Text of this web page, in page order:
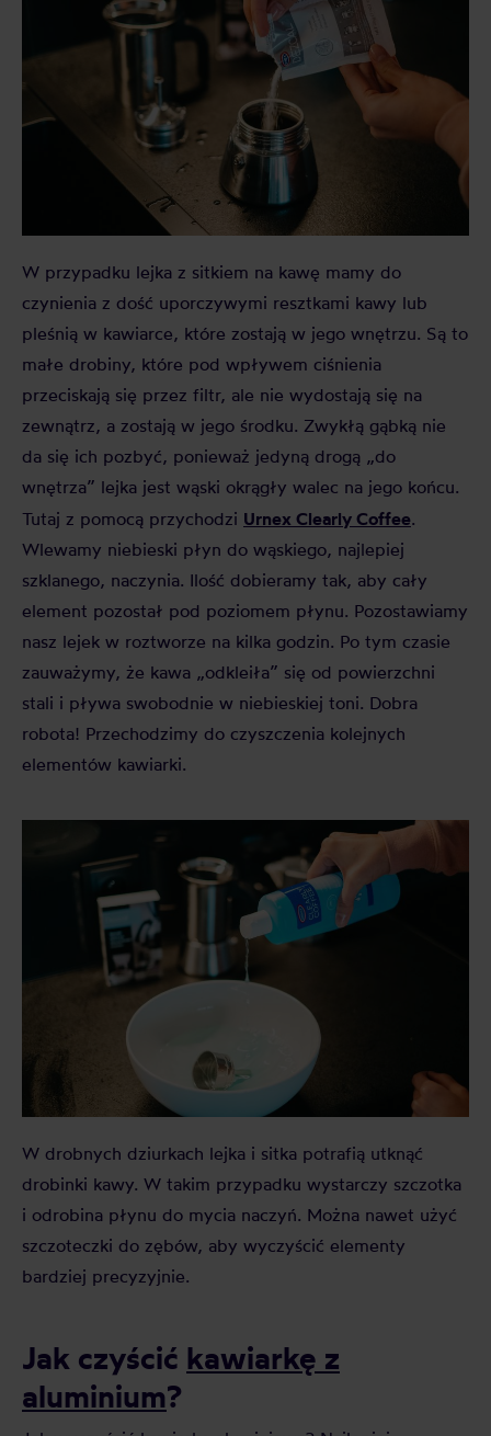
W przypadku lejka z sitkiem na kawę mamy do
czynienia z dość uporczywymi resztkami kawy lub
pleśnią w kawiarce, które zostają w jego wnętrzu. Są to
małe drobiny, które pod wpływem ciśnienia
przeciskają się przez filtr, ale nie wydostają się na
zewnątrz, a zostają w jego środku. Zwykłą gąbką nie
da się ich pozbyć, ponieważ jedyną drogą „do
wnętrza” lejka jest wąski okrągły walec na jego końcu.
Tutaj z pomocą przychodzi Urnex Clearly Coffee.
Wlewamy niebieski płyn do wąskiego, najlepiej
szklanego, naczynia. Ilość dobieramy tak, aby cały
element pozostał pod poziomem płynu. Pozostawiamy
nasz lejek w roztworze na kilka godzin. Po tym czasie
zauważymy, że kawa „odkleiła” się od powierzchni
stali i pływa swobodnie w niebieskiej toni. Dobra
robota! Przechodzimy do czyszczenia kolejnych
elementów kawiarki.
W drobnych dziurkach lejka i sitka potrafią utknąć
drobinki kawy. W takim przypadku wystarczy szczotka
i odrobina płynu do mycia naczyń. Można nawet użyć
szczoteczki do zębów, aby wyczyścić elementy
bardziej precyzyjnie.
Jak czyścić kawiarkę z
aluminium?